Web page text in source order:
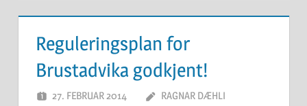
Reguleringsplan for
Brustadvika godkjent!
27. FEBRUAR 2014 RAGNAR DÆHLI